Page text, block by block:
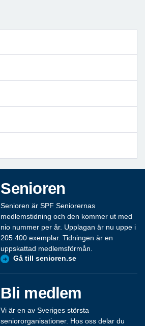
Senioren
Senioren är SPF Seniorernas
medlemstidning och den kommer ut med
nio nummer per år. Upplagan är nu uppe i
205 400 exemplar. Tidningen är en
uppskattad medlemsförmån.
Gå till senioren.se
Bli medlem
Vi är en av Sveriges största
seniororganisationer. Hos oss delar du